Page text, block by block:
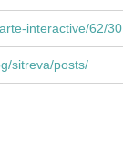
interactive/62/30
sitreva/posts/